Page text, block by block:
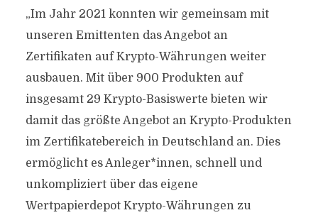
„Im Jahr 2021 konnten wir gemeinsam mit
unseren Emittenten das Angebot an
Zertifikaten auf Krypto-Währungen weiter
ausbauen. Mit über 900 Produkten auf
insgesamt 29 Krypto-Basiswerte bieten wir
damit das größte Angebot an Krypto-Produkten
im Zertifikatebereich in Deutschland an. Dies
ermöglicht es Anleger*innen, schnell und
unkompliziert über das eigene
Wertpapierdepot Krypto-Währungen zu